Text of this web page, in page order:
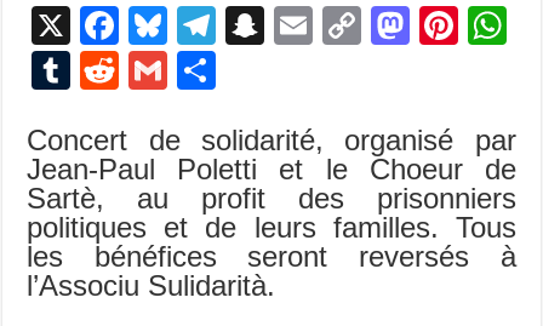
X
F
ac
e
b
o
o
k
Bl
u
es
ky
T
gr
a
m
S
p
c
h
at
E
l
C
y
Li
n
k
M
d
o
n
Pi
es
t
p
p
T
m
bl
r
R
d
di
t
G
ai ta
g
er
Concert de solidarité, organisé par
Jean-Paul Poletti et le Choeur de
Sartè, au profit des prisonniers
politiques et de leurs familles. Tous
les bénéfices seront reversés à
l’Associu Sulidarità.